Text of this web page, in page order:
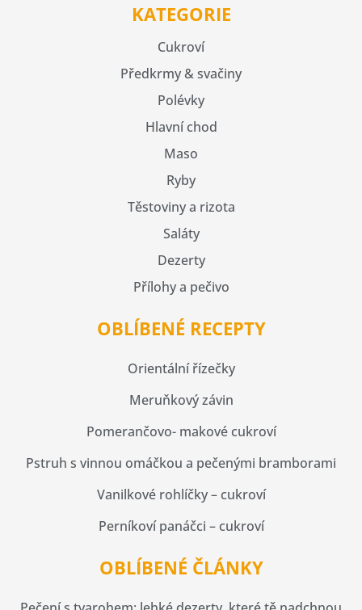
KATEGORIE
Cukroví
Předkrmy & svačiny
Polévky
Hlavní chod
Maso
Ryby
Těstoviny a rizota
Saláty
Dezerty
Přílohy a pečivo
OBLÍBENÉ RECEPTY
Orientální řízečky
Meruňkový závin
Pomerančovo- makové cukroví
Pstruh s vinnou omáčkou a pečenými bramborami
Vanilkové rohlíčky – cukroví
Perníkoví panáčci – cukroví
OBLÍBENÉ ČLÁNKY